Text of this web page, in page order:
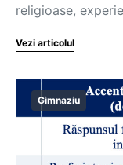
religioase,
Vezi articolul
Gimnaziu